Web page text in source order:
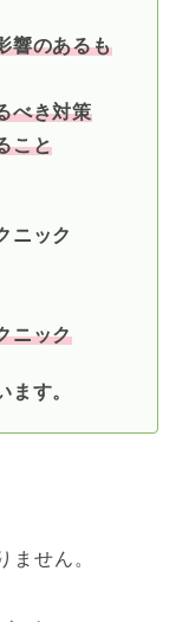
響のあるも
べき対策
こと
ニック
ニック
す。
ません。